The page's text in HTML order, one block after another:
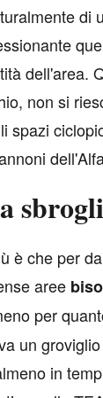
di
dell'area.
non si
spazi
è che per
aree
per
un
in